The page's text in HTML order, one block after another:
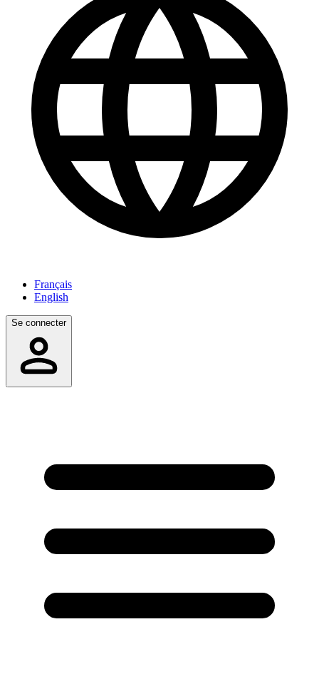
Français
English
Se connecter